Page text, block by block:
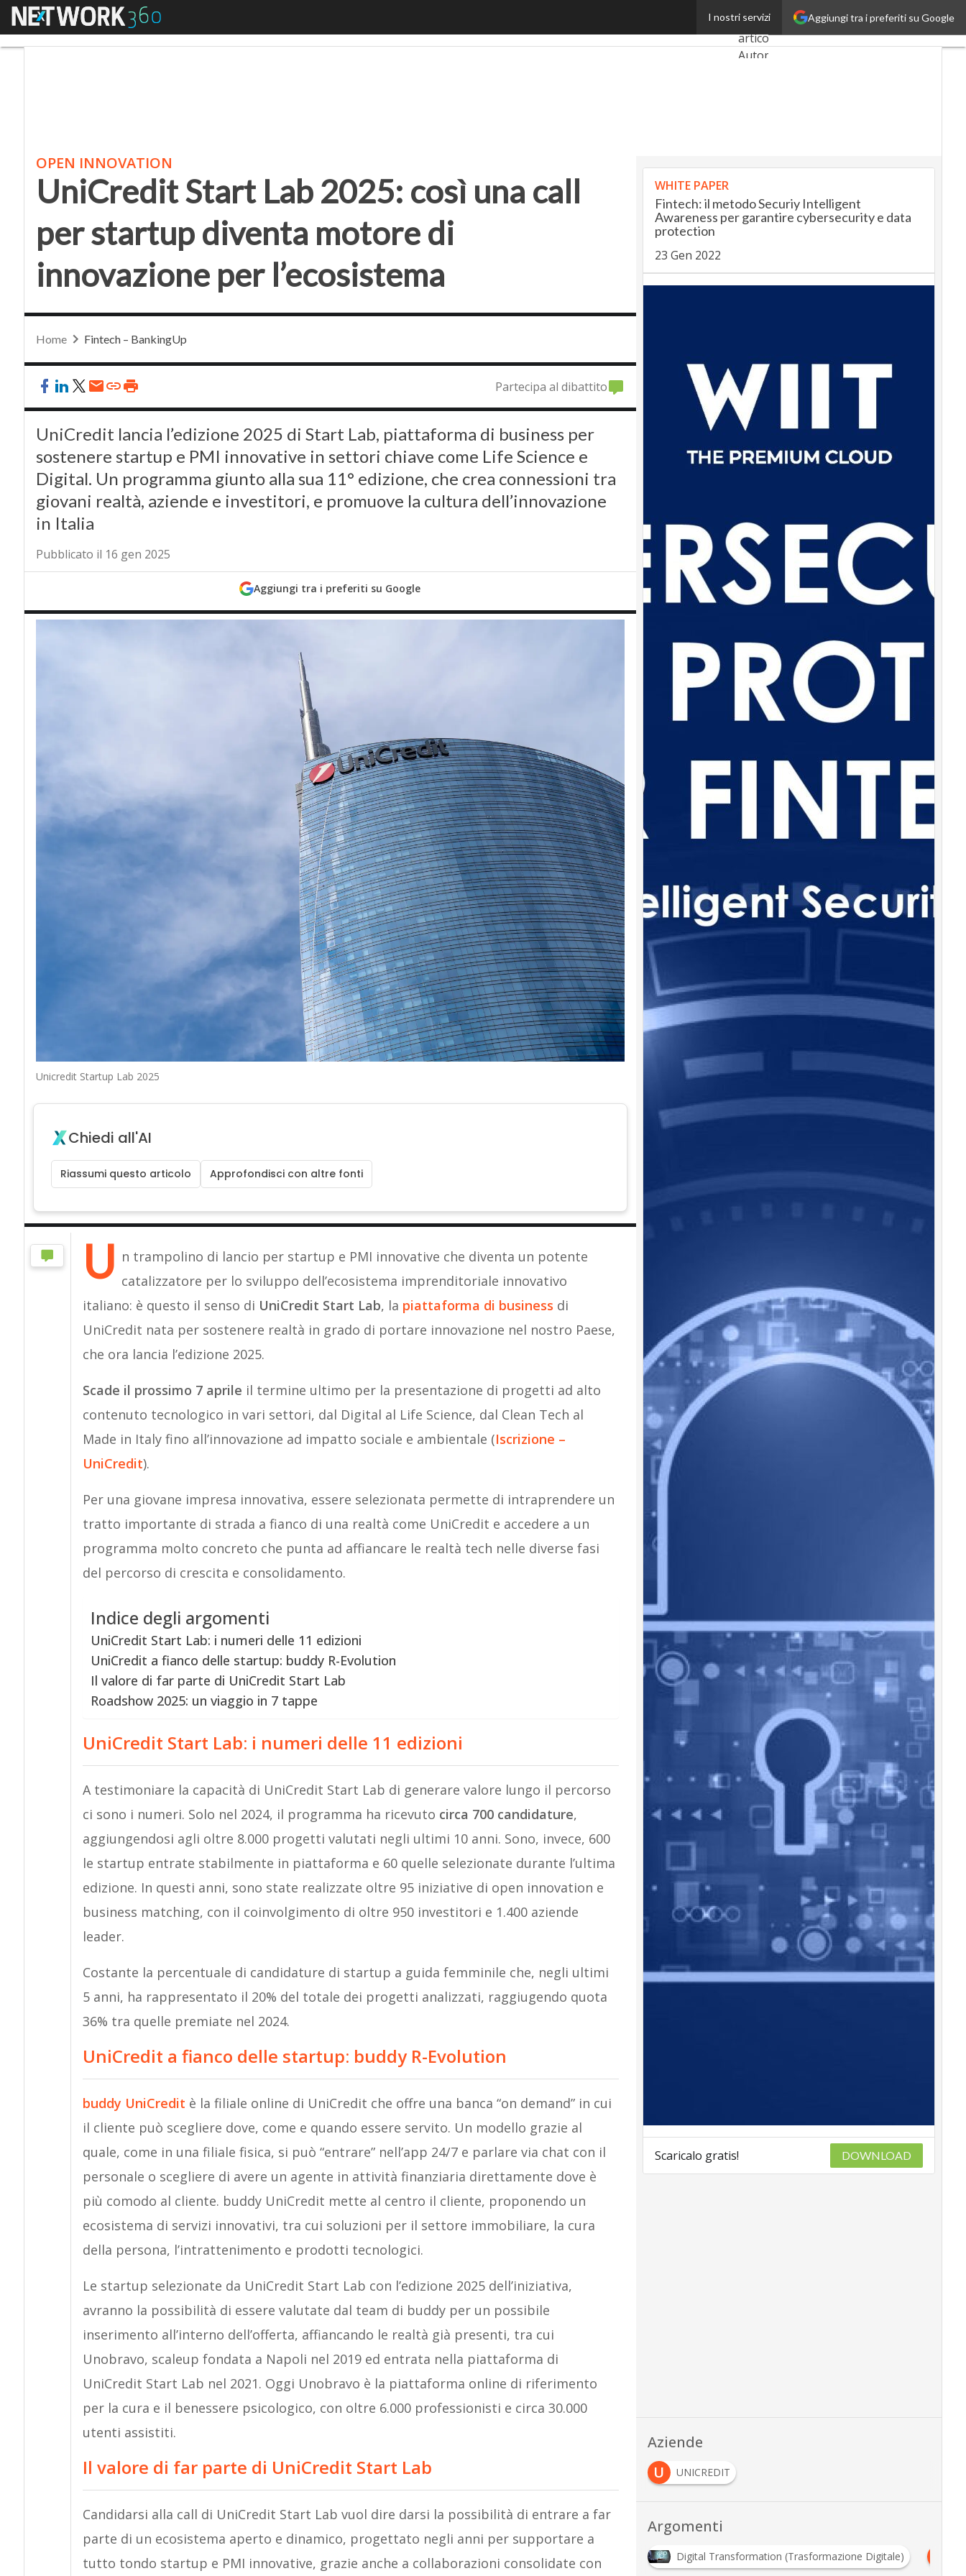
Aggiungi tra i preferiti su Google
I nostri servizi
Menu UniCredit Start Lab 2025: così una call per startup diventa motore di innovazione per l’ecosistemaUltimi
articoli
AutomotiveUp
SmartMobilityUp
OPEN INNOVATION
UniCredit Start Lab 2025: così una call
per startup diventa motore di
innovazione per l’ecosistema
Home Fintech – BankingUp
Partecipa al dibattito
UniCredit lancia l’edizione 2025 di Start Lab, piattaforma di business per
sostenere startup e PMI innovative in settori chiave come Life Science e
Digital. Un programma giunto alla sua 11° edizione, che crea connessioni tra
giovani realtà, aziende e investitori, e promuove la cultura dell’innovazione
in Italia
Pubblicato il 16 gen 2025
Aggiungi tra i preferiti su Google
Unicredit Startup Lab 2025
Chiedi all'AI
Riassumi questo articolo Approfondisci con altre fonti
U n trampolino di lancio per startup e PMI innovative che diventa un potente
catalizzatore per lo sviluppo dell’ecosistema imprenditoriale innovativo
italiano: è questo il senso di UniCredit Start Lab, la piattaforma di business di
UniCredit nata per sostenere realtà in grado di portare innovazione nel nostro Paese,
che ora lancia l’edizione 2025.
Scade il prossimo 7 aprile il termine ultimo per la presentazione di progetti ad alto
contenuto tecnologico in vari settori, dal Digital al Life Science, dal Clean Tech al
Made in Italy fino all’innovazione ad impatto sociale e ambientale (Iscrizione –
UniCredit).
Per una giovane impresa innovativa, essere selezionata permette di intraprendere un
tratto importante di strada a fianco di una realtà come UniCredit e accedere a un
programma molto concreto che punta ad affiancare le realtà tech nelle diverse fasi
del percorso di crescita e consolidamento.
Indice degli argomenti
UniCredit Start Lab: i numeri delle 11 edizioni
UniCredit a fianco delle startup: buddy R-Evolution
Il valore di far parte di UniCredit Start Lab
Roadshow 2025: un viaggio in 7 tappe
UniCredit Start Lab: i numeri delle 11 edizioni
A testimoniare la capacità di UniCredit Start Lab di generare valore lungo il percorso
ci sono i numeri. Solo nel 2024, il programma ha ricevuto circa 700 candidature,
aggiungendosi agli oltre 8.000 progetti valutati negli ultimi 10 anni. Sono, invece, 600
le startup entrate stabilmente in piattaforma e 60 quelle selezionate durante l’ultima
edizione. In questi anni, sono state realizzate oltre 95 iniziative di open innovation e
business matching, con il coinvolgimento di oltre 950 investitori e 1.400 aziende
leader.
Costante la percentuale di candidature di startup a guida femminile che, negli ultimi
5 anni, ha rappresentato il 20% del totale dei progetti analizzati, raggiugendo quota
36% tra quelle premiate nel 2024.
UniCredit a fianco delle startup: buddy R-Evolution
buddy UniCredit è la filiale online di UniCredit che offre una banca “on demand” in cui
il cliente può scegliere dove, come e quando essere servito. Un modello grazie al
quale, come in una filiale fisica, si può “entrare” nell’app 24/7 e parlare via chat con il
personale o scegliere di avere un agente in attività finanziaria direttamente dove è
più comodo al cliente. buddy UniCredit mette al centro il cliente, proponendo un
ecosistema di servizi innovativi, tra cui soluzioni per il settore immobiliare, la cura
della persona, l’intrattenimento e prodotti tecnologici.
Le startup selezionate da UniCredit Start Lab con l’edizione 2025 dell’iniziativa,
avranno la possibilità di essere valutate dal team di buddy per un possibile
inserimento all’interno dell’offerta, affiancando le realtà già presenti, tra cui
Unobravo, scaleup fondata a Napoli nel 2019 ed entrata nella piattaforma di
UniCredit Start Lab nel 2021. Oggi Unobravo è la piattaforma online di riferimento
per la cura e il benessere psicologico, con oltre 6.000 professionisti e circa 30.000
utenti assistiti.
Il valore di far parte di UniCredit Start Lab
Candidarsi alla call di UniCredit Start Lab vuol dire darsi la possibilità di entrare a far
parte di un ecosistema aperto e dinamico, progettato negli anni per supportare a
tutto tondo startup e PMI innovative, grazie anche a collaborazioni consolidate con
WHITE PAPER
Fintech: il metodo Securiy Intelligent
Awareness per garantire cybersecurity e data
protection
23 Gen 2022
Scaricalo gratis! DOWNLOAD
Aziende
U
UNICREDIT
Argomenti
C
call for startup Digital Transformation (Trasformazione Digitale)